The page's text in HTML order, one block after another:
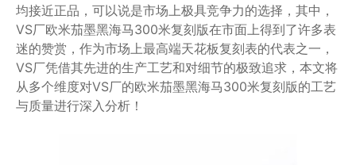
均接近正品，可以说是市场上极具竞争力的选择，其中，
VS厂欧米茄墨黑海马300米复刻版在市面上得到了许多表
迷的赞赏，作为市场上最高端天花板复刻表的代表之一，
VS厂凭借其先进的生产工艺和对细节的极致追求，本文将
从多个维度对VS厂的欧米茄墨黑海马300米复刻版的工艺
与质量进行深入分析！